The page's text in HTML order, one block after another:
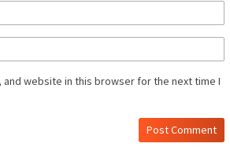
and website in this browser for the next time I